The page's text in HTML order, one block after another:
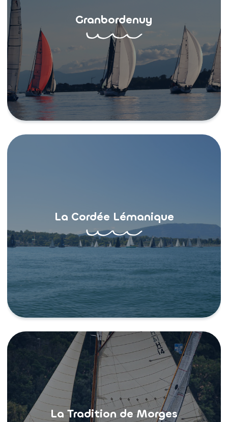
Granbordenuy
La Cordée Lémanique
La Tradition de Morges